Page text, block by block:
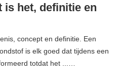
is het, definitie en
concept en definitie. Een
is elk goed dat tijdens een
totdat het ...…